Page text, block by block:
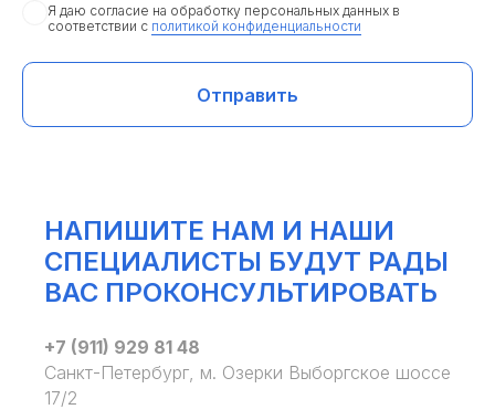
Я даю согласие на обработку персональных данных в
соответствии с политикой конфиденциальности
Отправить
НАПИШИТЕ НАМ И НАШИ
СПЕЦИАЛИСТЫ БУДУТ РАДЫ
ВАС ПРОКОНСУЛЬТИРОВАТЬ
+7 (911) 929 81 48
Санкт-Петербург, м. Озерки Выборгское шоссе
17/2